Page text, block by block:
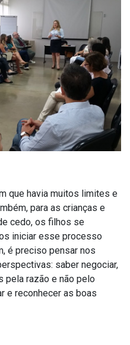
que havia muitos limites e
para as crianças e
cedo, os filhos se
iniciar esse processo
é preciso pensar nos
saber negociar,
pela razão e não pelo
e reconhecer as boas